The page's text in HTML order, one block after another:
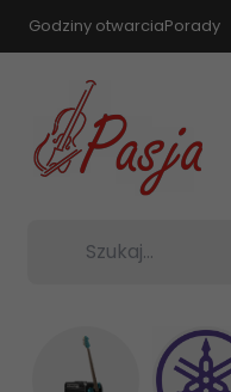
Godziny otwarciaPorady
Szukaj...